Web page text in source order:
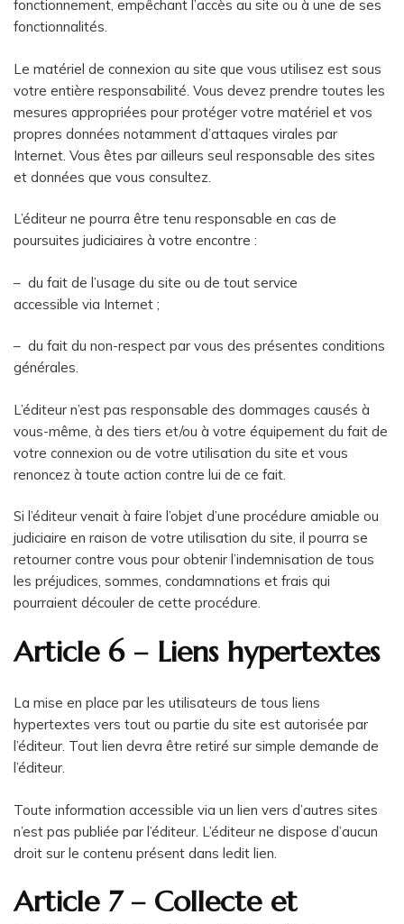
fonctionnement, empêchant l’accès au site ou à une de ses
fonctionnalités.
Le matériel de connexion au site que vous utilisez est sous
votre entière responsabilité. Vous devez prendre toutes les
mesures appropriées pour protéger votre matériel et vos
propres données notamment d’attaques virales par
Internet. Vous êtes par ailleurs seul responsable des sites
et données que vous consultez.
L’éditeur ne pourra être tenu responsable en cas de
poursuites judiciaires à votre encontre :
– du fait de l’usage du site ou de tout service
accessible via Internet ;
– du fait du non-respect par vous des présentes conditions
générales.
L’éditeur n’est pas responsable des dommages causés à
vous-même, à des tiers et/ou à votre équipement du fait de
votre connexion ou de votre utilisation du site et vous
renoncez à toute action contre lui de ce fait.
Si l’éditeur venait à faire l’objet d’une procédure amiable ou
judiciaire en raison de votre utilisation du site, il pourra se
retourner contre vous pour obtenir l’indemnisation de tous
les préjudices, sommes, condamnations et frais qui
pourraient découler de cette procédure.
Article 6 – Liens hypertextes
La mise en place par les utilisateurs de tous liens
hypertextes vers tout ou partie du site est autorisée par
l’éditeur. Tout lien devra être retiré sur simple demande de
l’éditeur.
Toute information accessible via un lien vers d’autres sites
n’est pas publiée par l’éditeur. L’éditeur ne dispose d’aucun
droit sur le contenu présent dans ledit lien.
Article 7 – Collecte et